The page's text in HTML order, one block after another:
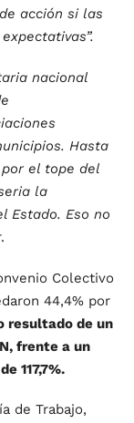
acción si las
nacional
Hasta
el tope del
la
Estado. Eso no
Colectivo
44,4% por
resultado de un
frente a un
117,7%.
de Trabajo,